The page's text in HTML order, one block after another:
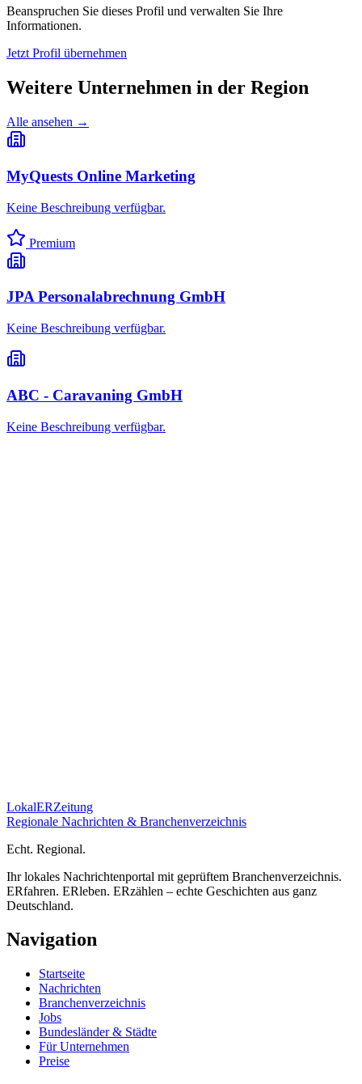
Beanspruchen Sie dieses Profil und verwalten Sie Ihre
Informationen.
Jetzt Profil übernehmen
Weitere Unternehmen in der Region
Alle ansehen →
MyQuests Online Marketing
Keine Beschreibung verfügbar.
Premium
JPA Personalabrechnung GmbH
Keine Beschreibung verfügbar.
ABC - Caravaning GmbH
Keine Beschreibung verfügbar.
LokalERZeitung
Regionale Nachrichten & Branchenverzeichnis
Echt. Regional.
Ihr lokales Nachrichtenportal mit geprüftem Branchenverzeichnis.
ERfahren. ERleben. ERzählen – echte Geschichten aus ganz
Deutschland.
Navigation
Startseite
Nachrichten
Branchenverzeichnis
Jobs
Bundesländer & Städte
Für Unternehmen
Preise